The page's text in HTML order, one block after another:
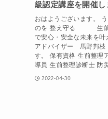
級認定講座を開催し
おはようございます。
のを 整え守る 生前
で安心・安全な未来を
アドバイザー 馬野邦枝
す。 保有資格 生前整理
導員 生前整理診断士 防
2022-04-30